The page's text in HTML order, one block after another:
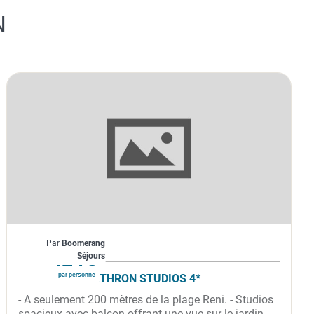
À partir de
424€
par personne
Par Boomerang
Séjours
Grèce
STAVROS MELATHRON STUDIOS 4*
- A seulement 200 mètres de la plage Reni. - Studios